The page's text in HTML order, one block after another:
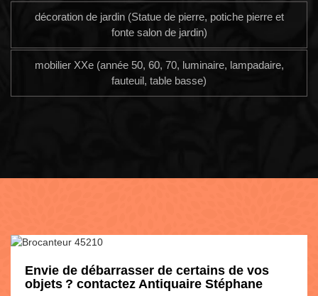
décoration de jardin (Statue de pierre, potiche pierre et
fonte salon de jardin)
mobilier XXe (année 50, 60, 70, luminaire, lampadaire,
fauteuil, table basse)
Envie de débarrasser de certains de vos
objets ? contactez Antiquaire Stéphane